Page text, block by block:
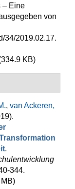
– Eine
von
34/2019.02.17.
KB)
, van Ackeren,
.
344.